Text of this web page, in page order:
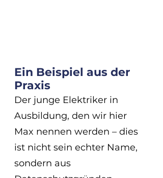
Ein Beispiel aus der
Praxis
Der junge Elektriker in
Ausbildung, den wir hier
Max nennen werden – dies
ist nicht sein echter Name,
sondern aus